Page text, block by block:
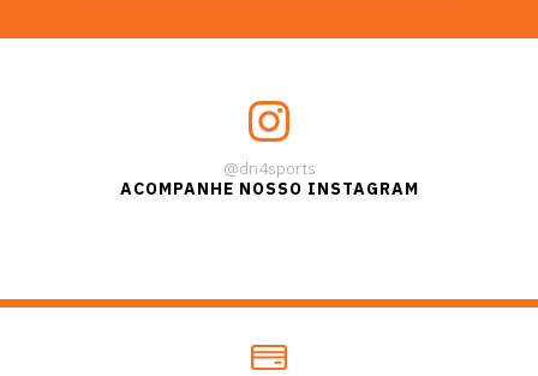
@dn4sports
ACOMPANHE NOSSO INSTAGRAM